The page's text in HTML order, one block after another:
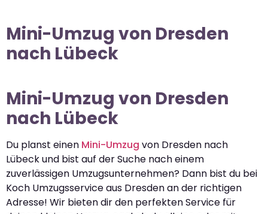
Mini-Umzug von Dresden
nach Lübeck
Mini-Umzug von Dresden
nach Lübeck
Du planst einen Mini-Umzug von Dresden nach
Lübeck und bist auf der Suche nach einem
zuverlässigen Umzugsunternehmen? Dann bist du bei
Koch Umzugsservice aus Dresden an der richtigen
Adresse! Wir bieten dir den perfekten Service für